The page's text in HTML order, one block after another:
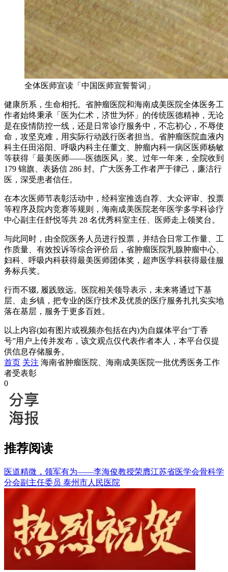
全体医师宣读「中国医师宣誓誓词」
健康所系，生命相托。省肿瘤医院和海南成美医院全体医务工
作者始终秉承「医为仁术，济世为怀」的传统医德精神，无论
是在疫情防控一线，还是日常诊疗服务中，不忘初心，不辱使
命，攻坚克难，用实际行动践行医者担当。省肿瘤医院血液内
科主任田浴阳、呼吸内科主任董文、肿瘤内科一病区医师杨敏
等获得「最美医师——医德医风」奖。过年一年来，全院收到
179 锦旗、表扬信 286 封。广大医务工作者严于律己，廉洁行
医，深受患者信任。
在本次医师节表彰活动中，经科室推选自荐、大众评审、投票
等程序及院内竞赛等规则，海南成美医院老年医学多学科诊疗
中心副主任舒悦等共 28 名优秀科室主任、医师走上领奖台。
与此同时，由全院医务人员进行投票，并结合日常工作量、工
作质量、有效投诉等综合评价后，省肿瘤医院乳腺肿瘤中心、
妇科、呼吸内科获得最美医师团体奖，超声医学科获得最佳服
务标兵奖。
行而不辍, 履践致远。医院相关领导表示，未来将通过下基
层、走乡镇，把专业的医疗技术及优质的医疗服务扎扎实实地
落在基层，服务于更多百姓。
以上内容(如有图片或视频亦包括在内)为自媒体平台“丁香
号”用户上传并发布，该文观点仅代表作者本人，本平台仅提
供信息存储服务。
首页 关注 海南省肿瘤医院、海南成美医院一批优秀医务工作
者受表彰
0
推荐阅读
医道精微，领军有为——李海俊教授荣膺江苏省医学会骨科学
分会副主任委员 泰州市人民医院